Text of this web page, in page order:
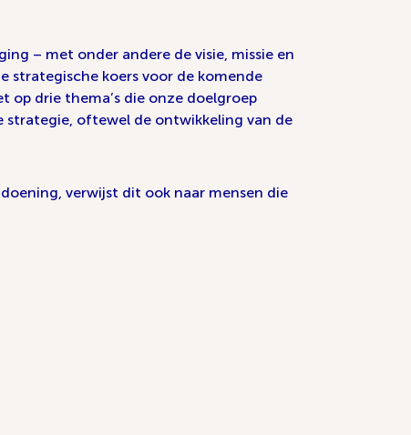
– met onder andere de visie, missie en
strategische koers voor de komende
op drie thema’s die onze doelgroep
strategie, oftewel de ontwikkeling van de
verwijst dit ook naar mensen die